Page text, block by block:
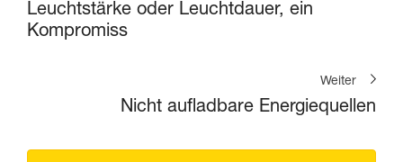
Leuchtstärke oder Leuchtdauer, ein
Kompromiss
Weiter
Nicht aufladbare Energiequellen